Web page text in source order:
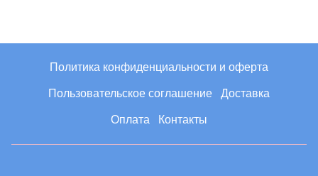
Политика конфиденциальности и оферта
Пользовательское соглашение Доставка
Оплата Контакты